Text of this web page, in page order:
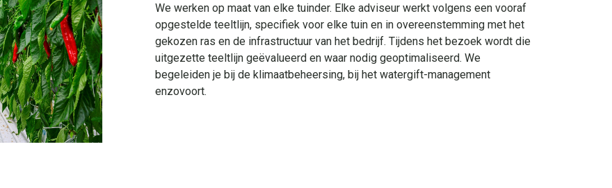
We werken op maat van elke tuinder. Elke adviseur werkt volgens een vooraf
opgestelde teeltlijn, specifiek voor elke tuin en in overeenstemming met het
gekozen ras en de infrastructuur van het bedrijf. Tijdens het bezoek wordt die
uitgezette teeltlijn geëvalueerd en waar nodig geoptimaliseerd. We
begeleiden je bij de klimaatbeheersing, bij het watergift-management
enzovoort.